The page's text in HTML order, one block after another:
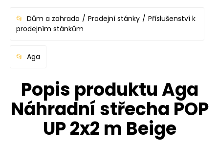
Dům a zahrada Prodejní stánky
Příslušenství k
prodejním stánkům
Aga
Popis produktu Aga
Náhradní střecha POP
UP 2x2 m Beige